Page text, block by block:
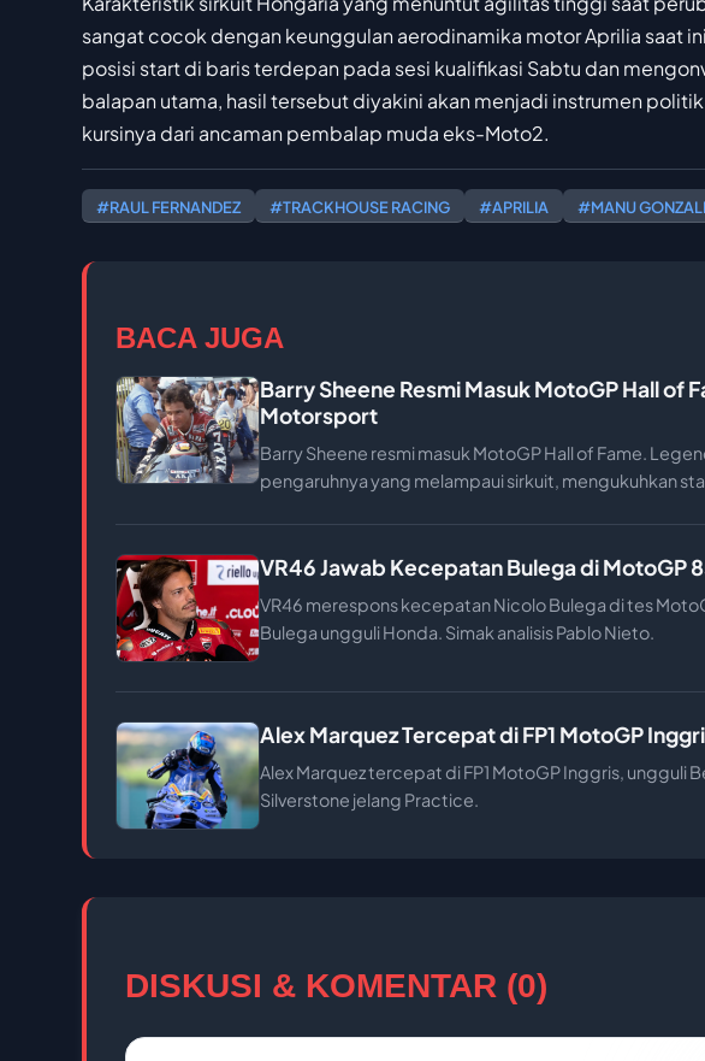
sangat cocok dengan keunggulan aerodinamika motor Aprilia saat
posisi start di baris terdepan pada sesi kualifikasi Sabtu dan
balapan utama, hasil tersebut diyakini akan menjadi instrumen
kursinya dari ancaman pembalap muda eks-Moto2.
#RAUL FERNANDEZ #TRACKHOUSE RACING #APRILIA #MANU
BACA JUGA
Barry Sheene Resmi Masuk MotoGP Hall of
Motorsport
Barry Sheene resmi masuk MotoGP Hall of Fame.
pengaruhnya yang melampaui sirkuit, mengukuhkan
VR46 Jawab Kecepatan Bulega di MotoGP
VR46 merespons kecepatan Nicolo Bulega di tes
Bulega ungguli Honda. Simak analisis Pablo Nieto.
Alex Marquez Tercepat di FP1 MotoGP
Alex Marquez tercepat di FP1 MotoGP Inggris, ungguli
Silverstone jelang Practice.
DISKUSI & KOMENTAR (0)